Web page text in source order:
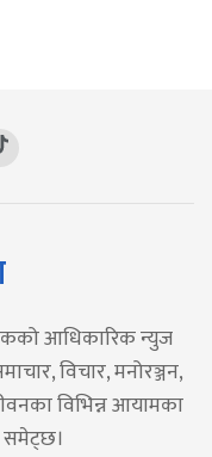
आधिकारिक न्युज
विचार, मनोरञ्जन,
विभिन्न आयामका
समेट्छ।